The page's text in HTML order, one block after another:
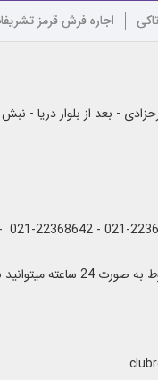
اجاره فرش قرمز
- بعد از بلوار دریا -
همراه زیر پیام بفرستید.